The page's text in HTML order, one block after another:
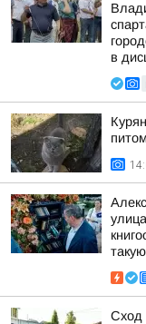
в
Сход